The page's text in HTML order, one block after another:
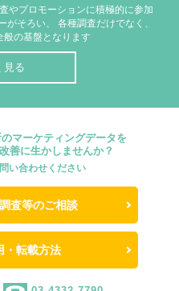
やプロモーションに積極的に参加
がそろい、
各種調査だけでなく、
般の基盤となります
見る
マーケティングデータを
善に生かしませんか？
い合わせください
査等のご相談
・転載方法